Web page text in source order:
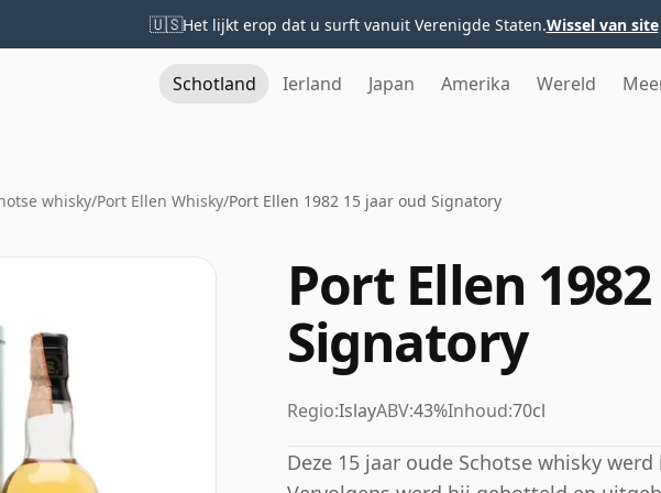
🇺🇸Het lijkt erop dat u surft vanuit Verenigde Staten.Wissel van site
Schotland Ierland Japan Amerika Wereld
whisky/Port Ellen Whisky/Port Ellen 1982 15 jaar oud Signatory
Port Ellen
Signatory
Regio:IslayABV:43%Inhoud:70cl
Deze 15 jaar oude Schotse whisky